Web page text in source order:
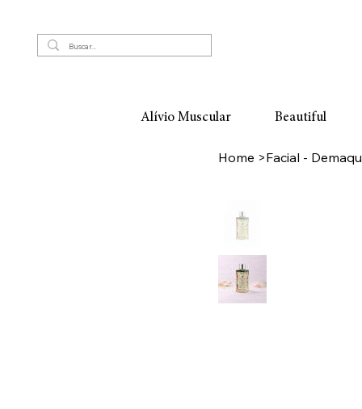
Alívio Muscular Beautiful
Home >Facial -